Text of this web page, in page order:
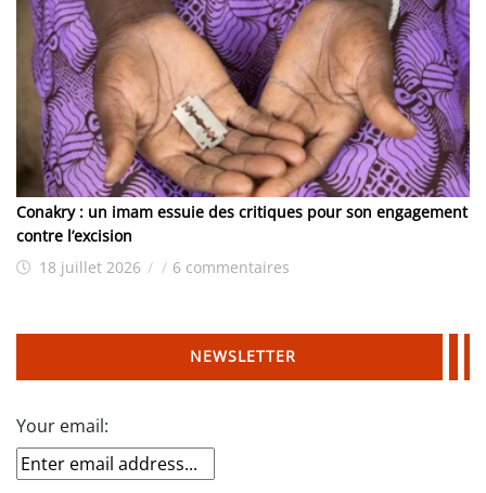
Conakry : un imam essuie des critiques pour son engagement
contre l’excision
18 juillet 2026 / / 6 commentaires
NEWSLETTER
Your email: